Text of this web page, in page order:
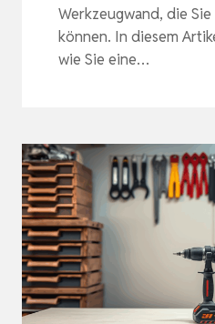
Werkzeugwand, die
können. In diesem
wie Sie eine…